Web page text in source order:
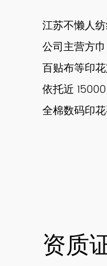
江苏不懒人
公司主营方
百贴布等印
依托近
全棉数码印
资质